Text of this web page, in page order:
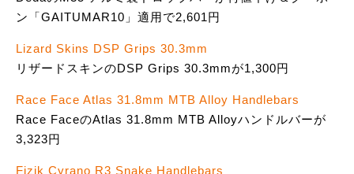
ン「GAITUMAR10」適用で2,601円
Lizard Skins DSP Grips 30.3mm
リザードスキンのDSP Grips 30.3mmが1,300円
Race Face Atlas 31.8mm MTB Alloy Handlebars
Race FaceのAtlas 31.8mm MTB Alloyハンドルバーが
3,323円
Fizik Cyrano R3 Snake Handlebars